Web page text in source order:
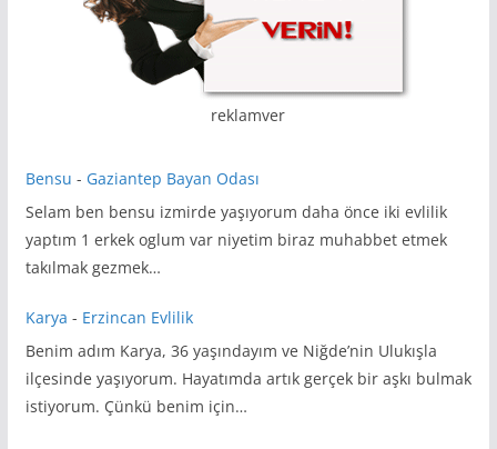
reklamver
Bensu - Gaziantep Bayan Odası
Selam ben bensu izmirde yaşıyorum daha önce iki evlilik
yaptım 1 erkek oglum var niyetim biraz muhabbet etmek
takılmak gezmek…
Karya - Erzincan Evlilik
Benim adım Karya, 36 yaşındayım ve Niğde’nin Ulukışla
ilçesinde yaşıyorum. Hayatımda artık gerçek bir aşkı bulmak
istiyorum. Çünkü benim için…